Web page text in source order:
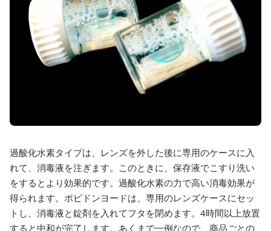
過酸化水素タイプは、レンズを外した後に専用のケースに入
れて、消毒液を注ぎます。このときに、保存液でこすり洗い
をするとより効果的です。過酸化水素の力で高い消毒効果が
得られます。ポピドンヨードは、専用のレンズケースにセッ
トし、消毒液と錠剤を入れてフタを閉めます。4時間以上放置
すると中和が完了します。あくまで一例なので、商品ごとの